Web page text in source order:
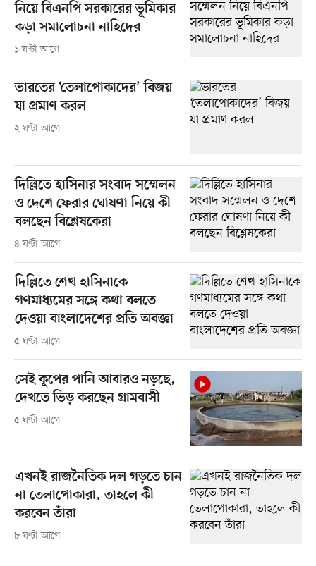
নিয়ে বিএনপি সরকারের ভূমিকার
কড়া সমালোচনা নাহিদের
১ ঘণ্টা আগে
ভারতের ‘তেলাপোকাদের’ বিজয়
যা প্রমাণ করল
২ ঘণ্টা আগে
দিল্লিতে হাসিনার সংবাদ সম্মেলন
ও দেশে ফেরার ঘোষণা নিয়ে কী
বলছেন বিশ্লেষকেরা
৪ ঘণ্টা আগে
দিল্লিতে শেখ হাসিনাকে
গণমাধ্যমের সঙ্গে কথা বলতে
দেওয়া বাংলাদেশের প্রতি অবজ্ঞা
৫ ঘণ্টা আগে
সেই কূপের পানি আবারও নড়ছে,
দেখতে ভিড় করছেন গ্রামবাসী
৫ ঘণ্টা আগে
এখনই রাজনৈতিক দল গড়তে চান
না তেলাপোকারা, তাহলে কী
করবেন তাঁরা
৮ ঘণ্টা আগে